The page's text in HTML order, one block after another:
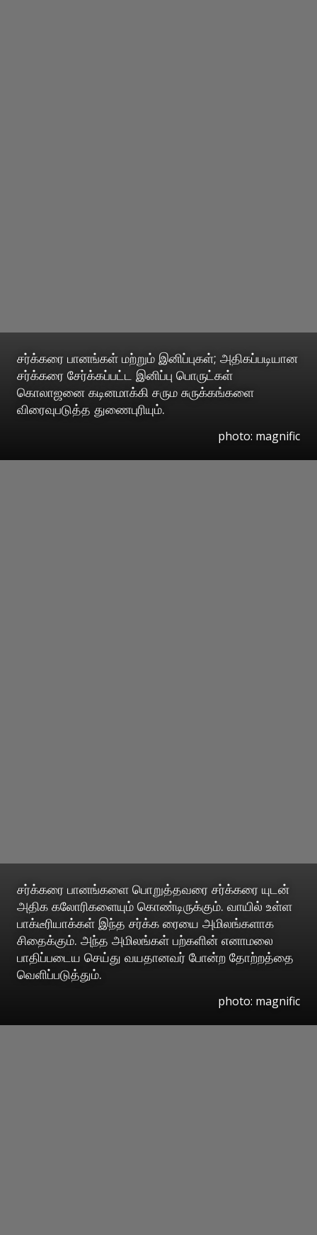
சர்க்கரை பானங்கள் மற்றும் இனிப்புகள்; அதிகப்படியான
சர்க்கரை சேர்க்கப்பட்ட இனிப்பு பொருட்கள்
கொலாஜனை கடினமாக்கி சரும சுருக்கங்களை
விரைவுபடுத்த துணைபுரியும்.
photo: magnific
சர்க்கரை பானங்களை பொறுத்தவரை சர்க்கரை யுடன்
அதிக கலோரிகளையும் கொண்டிருக்கும். வாயில் உள்ள
பாக்டீரியாக்கள் இந்த சர்க்க ரையை அமிலங்களாக
சிதைக்கும். அந்த அமிலங்கள் பற்களின் எனாமலை
பாதிப்படைய செய்து வயதானவர் போன்ற தோற்றத்தை
வெளிப்படுத்தும்.
photo: magnific